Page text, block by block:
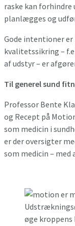
raske kan
planlægges og
Gode intentioner er
kvalitetssikring –
af udstyr – er
Til generel sund
Professor Bente
og Recept på
som medicin i
er der oversigter
som medicin –
øge